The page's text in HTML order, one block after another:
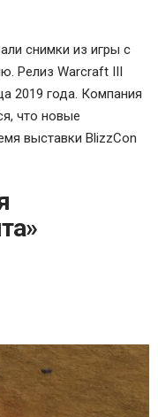
снимки из игры с
Релиз Warcraft III
2019 года. Компания
что новые
выставки BlizzCon